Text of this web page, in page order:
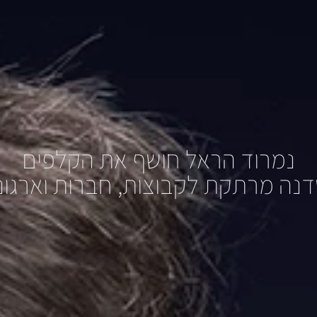
נמרוד הראל חושף את הקלפים
מרתקת לקבוצות, חברות